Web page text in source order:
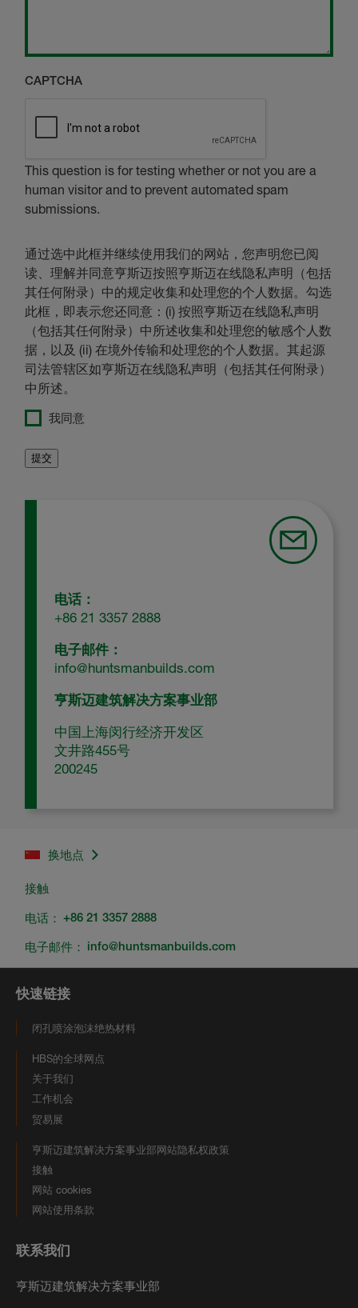
CAPTCHA
This question is for testing whether or not you are a
human visitor and to prevent automated spam
submissions.
通过选中此框并继续使用我们的网站，您声明您已阅
读、理解并同意亨斯迈按照亨斯迈在线隐私声明（包括
其任何附录）中的规定收集和处理您的个人数据。勾选
此框，即表示您还同意：(i) 按照亨斯迈在线隐私声明
（包括其任何附录）中所述收集和处理您的敏感个人数
据，以及 (ii) 在境外传输和处理您的个人数据。其起源
司法管辖区如亨斯迈在线隐私声明（包括其任何附录）
中所述。
我同意
电话：
+86 21 3357 2888
电子邮件：
info@huntsmanbuilds.com
亨斯迈建筑解决方案事业部
中国上海闵行经济开发区
文井路455号
200245
换地点
接触
电话： +86 21 3357 2888
电子邮件： info@huntsmanbuilds.com
快速链接
闭孔喷涂泡沫绝热材料
HBS的全球网点
关于我们
工作机会
贸易展
亨斯迈建筑解决方案事业部网站隐私权政策
接触
网站 cookies
网站使用条款
联系我们
亨斯迈建筑解决方案事业部